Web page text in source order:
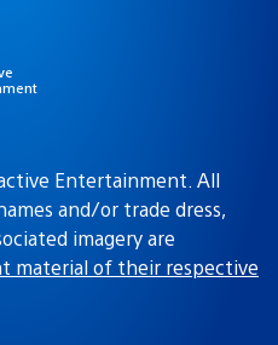
Entertainment. All
and/or trade dress,
imagery are
material of their respective